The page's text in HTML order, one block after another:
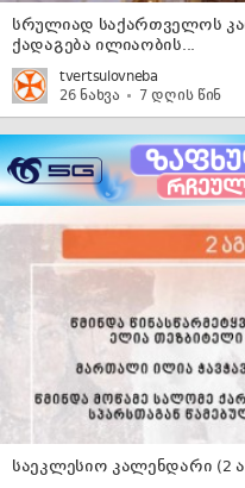
სრულიად საქართველოს
ქადაგება ილიაობის...
tvertsulovneba
26 ნახვა
7 დღის წინ
საეკლესიო კალენდარი (2